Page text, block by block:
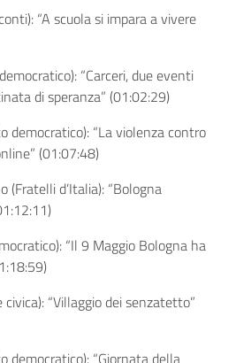
“A scuola si impara a vivere
“Carceri, due eventi
di speranza” (01:02:29)
democratico): “La violenza contro
(01:07:48)
(Fratelli d’Italia): “Bologna
“Il 9 Maggio Bologna ha
“Villaggio dei senzatetto”